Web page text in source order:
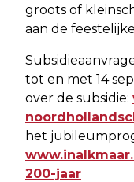
groots of
aan de
tot en met 14
over de subsidie:
het
200-jaar